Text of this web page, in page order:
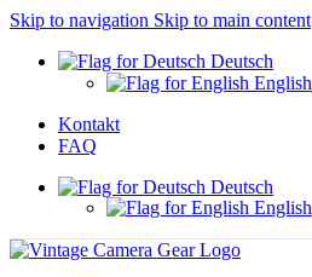
Skip to navigation Skip to main content
Deutsch
English
Kontakt
FAQ
Deutsch
English